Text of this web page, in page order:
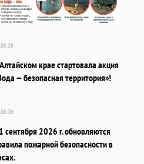
крае стартовала акция
— безопасная территория»!
сентября 2026 г. обновляются
пожарной безопасности в